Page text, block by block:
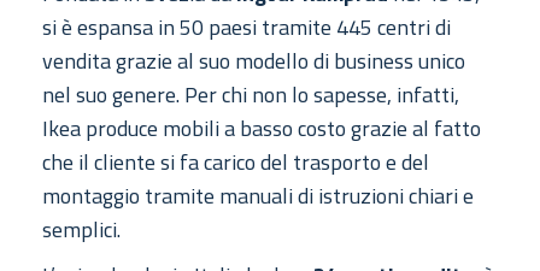
si è espansa in 50 paesi tramite 445 centri di
vendita grazie al suo modello di business unico
nel suo genere. Per chi non lo sapesse, infatti,
Ikea produce mobili a basso costo grazie al fatto
che il cliente si fa carico del trasporto e del
montaggio tramite manuali di istruzioni chiari e
semplici.